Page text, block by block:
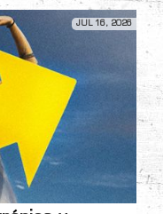
JUL 16, 2026